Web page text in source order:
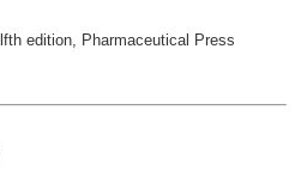
edition, Pharmaceutical Press